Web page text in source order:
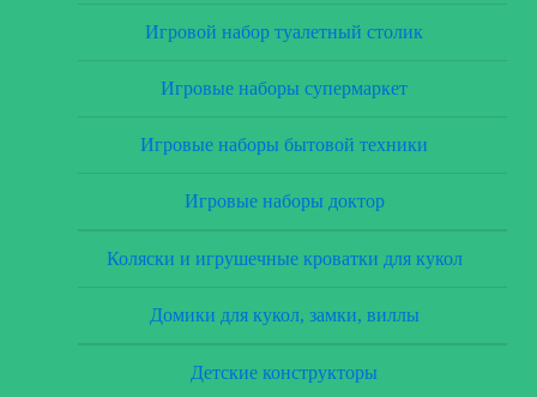
Игровой набор туалетный столик
Игровые наборы супермаркет
Игровые наборы бытовой техники
Игровые наборы доктор
Коляски и игрушечные кроватки для кукол
Домики для кукол, замки, виллы
Детские конструкторы